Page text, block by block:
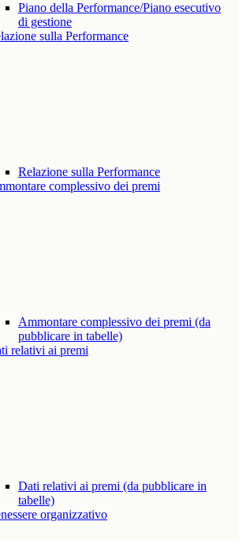
Piano della Performance/Piano esecutivo
di gestione
sulla Performance
Relazione sulla Performance
complessivo dei premi
Ammontare complessivo dei premi (da
pubblicare in tabelle)
relativi ai premi
Dati relativi ai premi (da pubblicare in
tabelle)
organizzativo